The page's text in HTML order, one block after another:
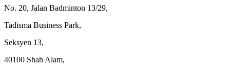
No. 20, Jalan Badminton 13/29,
Tadisma Business Park,
Seksyen 13,
40100 Shah Alam,